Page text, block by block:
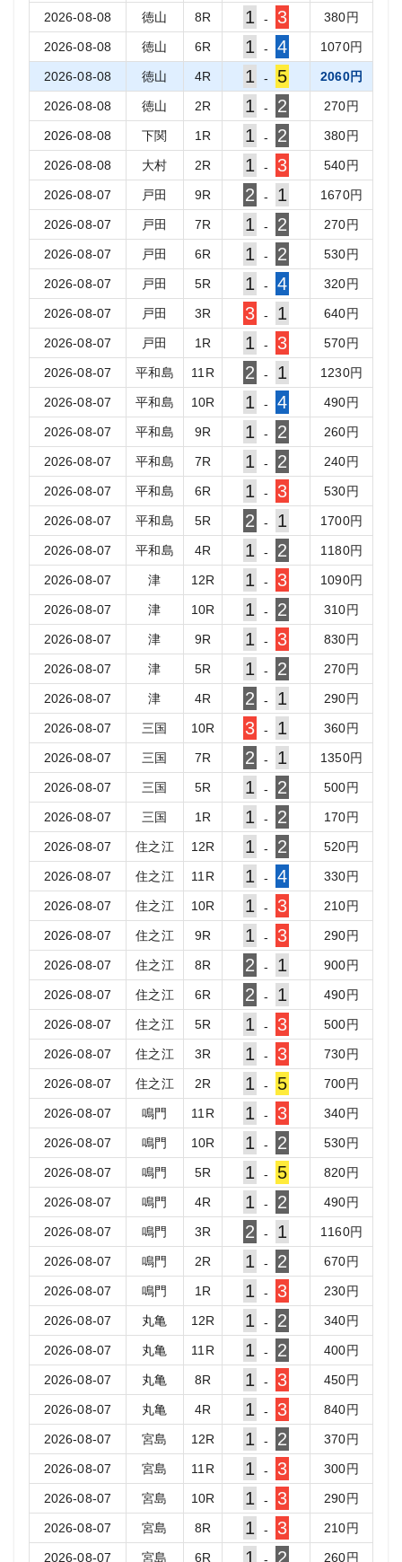
2026-08-08 徳山 8R 1 - 3 380円
2026-08-08 徳山 6R 1 - 4 1070円
2026-08-08 徳山 4R 1 - 5 2060円
2026-08-08 徳山 2R 1 - 2 270円
2026-08-08 下関 1 R 1 - 2 380円
2026-08-08 大村 2R 1 - 3 540円
2026-08-07 戸田 9R 2 - 1 1670円
2026-08-07 戸田 7R 1 - 2 270円
2026-08-07 戸田 6R 1 - 2 530円
2026-08-07 戸田 5R 1 - 4 320円
2026-08-07 戸田 3R 3 - 1 640円
2026-08-07 戸田 1 R 1 - 3 570円
2026-08-07 平和島 11 R 2 - 1 1230円
2026-08-07 平和島 10R 1 - 4 490円
2026-08-07 平和島 9R 1 - 2 260円
2026-08-07 平和島 7R 1 - 2 240円
2026-08-07 平和島 6R 1 - 3 530円
2026-08-07 平和島 5R 2 - 1 1700円
2026-08-07 平和島 4R 1 - 2 1180円
2026-08-07 津 12R 1 - 3 1090円
2026-08-07 津 10R 1 - 2 310円
2026-08-07 津 9R 1 - 3 830円
2026-08-07 津 5R 1 - 2 270円
2026-08-07 津 4R 2 - 1 290円
2026-08-07 三国 10R 3 - 1 360円
2026-08-07 三国 7R 2 - 1 1350円
2026-08-07 三国 5R 1 - 2 500円
2026-08-07 三国 1 R 1 - 2 170円
2026-08-07 住之江 12R 1 - 2 520円
2026-08-07 住之江 11 R 1 - 4 330円
2026-08-07 住之江 10R 1 - 3 210円
2026-08-07 住之江 9R 1 - 3 290円
2026-08-07 住之江 8R 2 - 1 900円
2026-08-07 住之江 6R 2 - 1 490円
2026-08-07 住之江 5R 1 - 3 500円
2026-08-07 住之江 3R 1 - 3 730円
2026-08-07 住之江 2R 1 - 5 700円
2026-08-07 鳴門 11 R 1 - 3 340円
2026-08-07 鳴門 10R 1 - 2 530円
2026-08-07 鳴門 5R 1 - 5 820円
2026-08-07 鳴門 4R 1 - 2 490円
2026-08-07 鳴門 3R 2 - 1 1160円
2026-08-07 鳴門 2R 1 - 2 670円
2026-08-07 鳴門 1 R 1 - 3 230円
2026-08-07 丸亀 12R 1 - 2 340円
2026-08-07 丸亀 11 R 1 - 2 400円
2026-08-07 丸亀 8R 1 - 3 450円
2026-08-07 丸亀 4R 1 - 3 840円
2026-08-07 宮島 12R 1 - 2 370円
2026-08-07 宮島 11 R 1 - 3 300円
2026-08-07 宮島 10R 1 - 3 290円
2026-08-07 宮島 8R 1 - 3 210円
2026-08-07 宮島 6R 1 2 260円